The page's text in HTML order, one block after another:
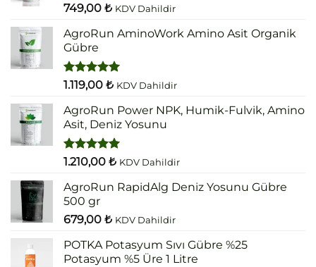
5 üzerinden
oy
aldı
749,00 ₺ KDV Dahildir
AgroRun AminoWork Amino Asit Organik
Gübre
5 üzerinden
oy
aldı
1.119,00 ₺ KDV Dahildir
AgroRun Power NPK, Humik-Fulvik, Amino
Asit, Deniz Yosunu
5 üzerinden
oy
aldı
1.210,00 ₺ KDV Dahildir
AgroRun RapidAlg Deniz Yosunu Gübre
500 gr
679,00 ₺ KDV Dahildir
POTKA Potasyum Sıvı Gübre %25
Potasyum %5 Üre 1 Litre